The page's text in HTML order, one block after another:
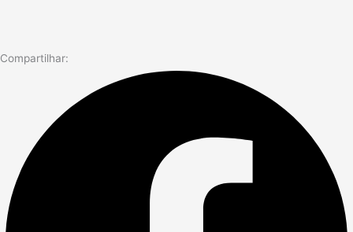
Compartilhar: